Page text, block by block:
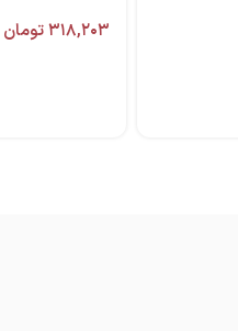
۳۱۸,۲۰۳تومان